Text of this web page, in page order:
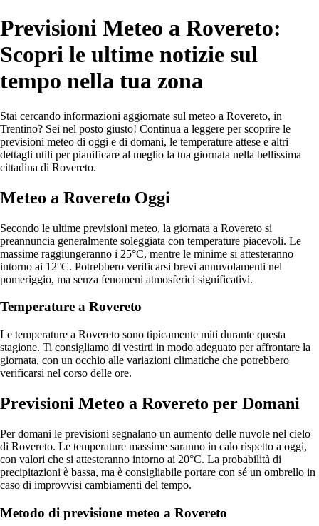
Previsioni Meteo a Rovereto:
Scopri le ultime notizie sul
tempo nella tua zona
Stai cercando informazioni aggiornate sul meteo a Rovereto, in
Trentino? Sei nel posto giusto! Continua a leggere per scoprire le
previsioni meteo di oggi e di domani, le temperature attese e altri
dettagli utili per pianificare al meglio la tua giornata nella bellissima
cittadina di Rovereto.
Meteo a Rovereto Oggi
Secondo le ultime previsioni meteo, la giornata a Rovereto si
preannuncia generalmente soleggiata con temperature piacevoli. Le
massime raggiungeranno i 25°C, mentre le minime si attesteranno
intorno ai 12°C. Potrebbero verificarsi brevi annuvolamenti nel
pomeriggio, ma senza fenomeni atmosferici significativi.
Temperature a Rovereto
Le temperature a Rovereto sono tipicamente miti durante questa
stagione. Ti consigliamo di vestirti in modo adeguato per affrontare la
giornata, con un occhio alle variazioni climatiche che potrebbero
verificarsi nel corso delle ore.
Previsioni Meteo a Rovereto per Domani
Per domani le previsioni segnalano un aumento delle nuvole nel cielo
di Rovereto. Le temperature massime saranno in calo rispetto a oggi,
con valori che si attesteranno intorno ai 20°C. La probabilità di
precipitazioni è bassa, ma è consigliabile portare con sé un ombrello in
caso di improvvisi cambiamenti del tempo.
Metodo di previsione meteo a Rovereto